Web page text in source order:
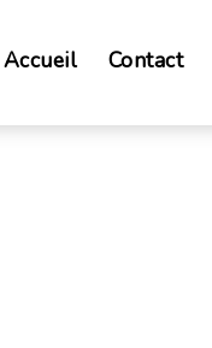
Accueil Contact